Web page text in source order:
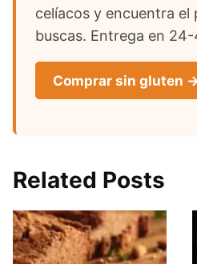
celíacos y encuentra el
buscas. Entrega en
Comprar sin gluten
Related Posts